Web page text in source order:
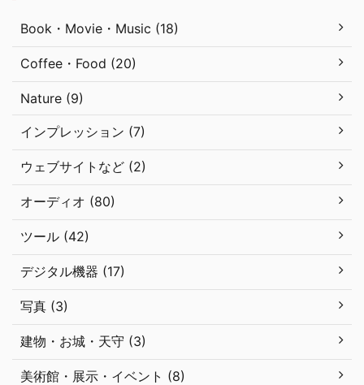
Book・Movie・Music (18)
Coffee・Food (20)
Nature (9)
インプレッション (7)
ウェブサイトなど (2)
オーディオ (80)
ツール (42)
デジタル機器 (17)
写真 (3)
建物・お城・天守 (3)
美術館・展示・イベント (8)